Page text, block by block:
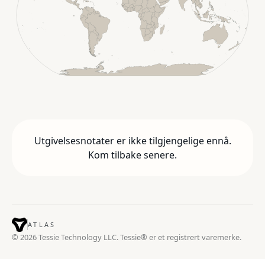
Utgivelsesnotater er ikke tilgjengelige ennå.
Kom tilbake senere.
ATLAS
© 2026 Tessie Technology LLC. Tessie® er et registrert varemerke.